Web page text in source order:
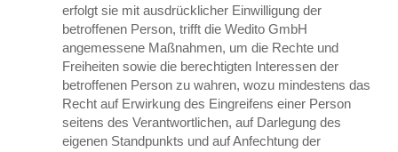
erfolgt sie mit ausdrücklicher Einwilligung der
betroffenen Person, trifft die Wedito GmbH
angemessene Maßnahmen, um die Rechte und
Freiheiten sowie die berechtigten Interessen der
betroffenen Person zu wahren, wozu mindestens das
Recht auf Erwirkung des Eingreifens einer Person
seitens des Verantwortlichen, auf Darlegung des
eigenen Standpunkts und auf Anfechtung der